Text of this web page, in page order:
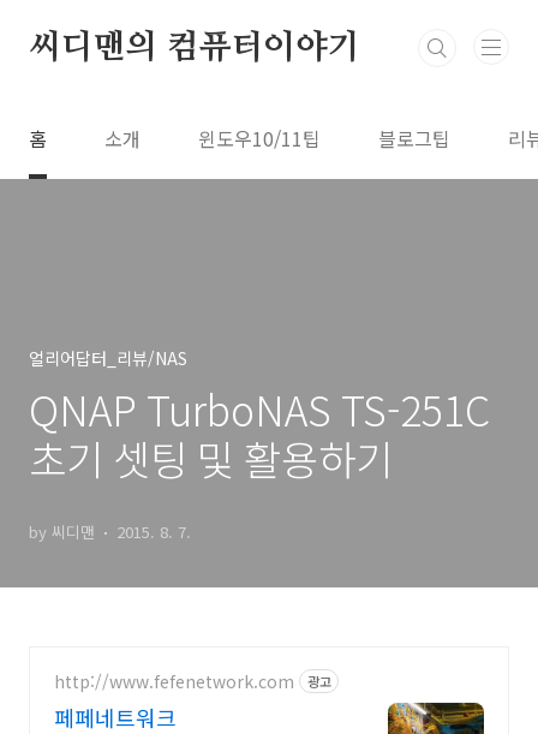
씨디맨의 컴퓨터이야기
홈 소개 윈도우10/11팁 블로그팁 리
얼리어답터_리뷰/NAS
QNAP TurboNAS TS-251C
초기 셋팅 및 활용하기
by 씨디맨 2015. 8. 7.
http://www.fefenetwork.com 광고
페페네트워크